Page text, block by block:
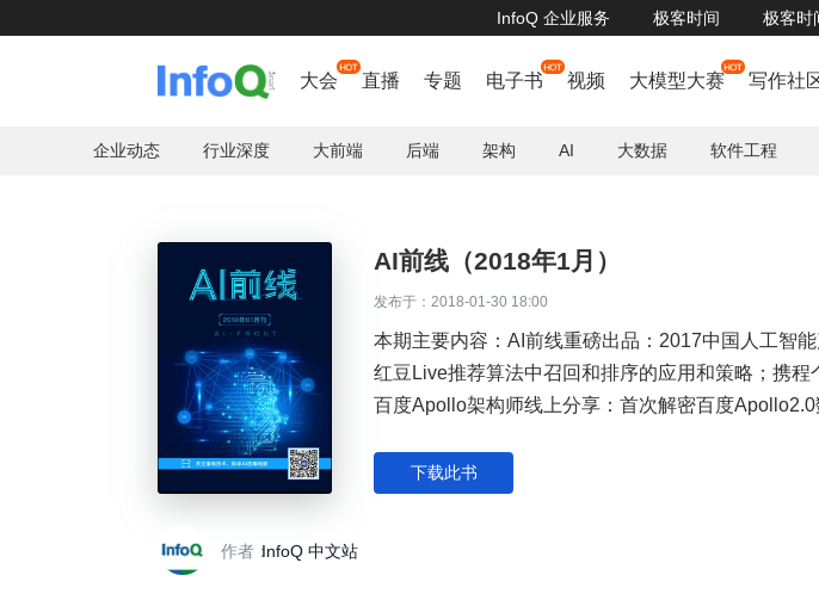
InfoQ 企业服务 极客时间 极客时
 点击报名火山引擎《云上新视界》公
首页 大会 直播 专题 电子书 视频 大模型大赛 写作社
企业动态 行业深度 大前端 后端 架构 AI 大数据 软件工程
AI前线（2018年1月）
发布于：2018-01-30 18:00
本期主要内容：AI前线重磅出品：2017中国人工智能
红豆Live推荐算法中召回和排序的应用和策略；携程
百度Apollo架构师线上分享：首次解密百度
据库进入全网秒级实时监控时代；伯克利团队解读
机会下载此书
作者：InfoQ 中文站